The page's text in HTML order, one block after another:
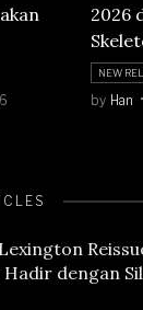
2026
NEW
by Han
dengan